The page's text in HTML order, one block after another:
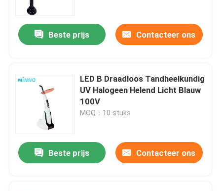
Beste prijs Contacteer ons
LED B Draadloos Tandheelkundig
UV Halogeen Helend Licht Blauw
100V
MOQ：10 stuks
Beste prijs Contacteer ons